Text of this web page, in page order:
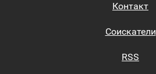
Контакт
Соискатели
RSS